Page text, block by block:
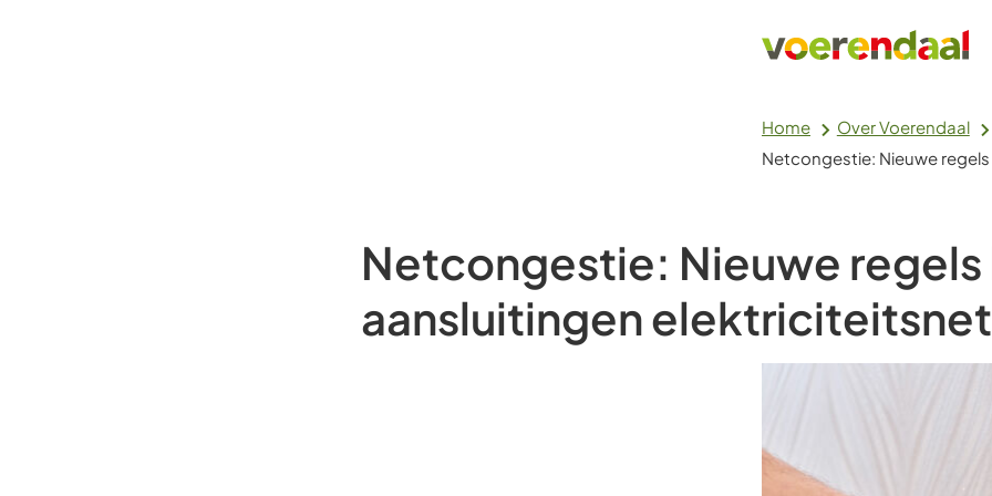
Home Over Voerendaal
Netcongestie: Nieuwe
Netcongestie: Nieuwe regels
aansluitingen elektriciteitsnet